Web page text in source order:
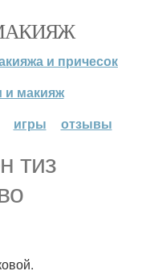
и причесок
и макияж
игры отзывы
тиз